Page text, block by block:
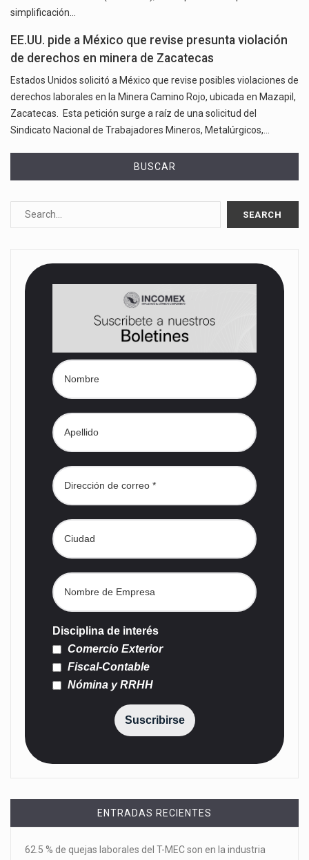
simplificación…
EE.UU. pide a México que revise presunta violación
de derechos en minera de Zacatecas
Estados Unidos solicitó a México que revise posibles violaciones de
derechos laborales en la Minera Camino Rojo, ubicada en Mazapil,
Zacatecas. Esta petición surge a raíz de una solicitud del
Sindicato Nacional de Trabajadores Mineros, Metalúrgicos,…
BUSCAR
Disciplina de interés
Comercio Exterior
Fiscal-Contable
Nómina y RRHH
Suscribirse
ENTRADAS RECIENTES
62.5 % de quejas laborales del T-MEC son en la industria